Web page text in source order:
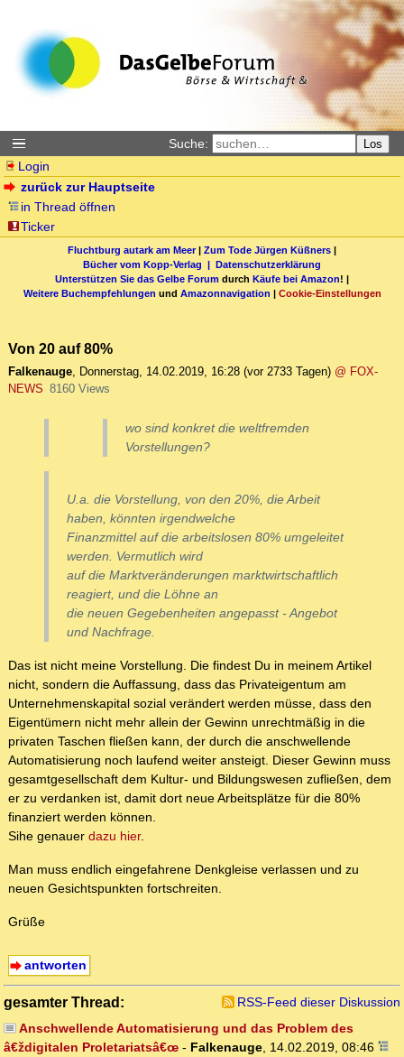
Suche: Los
Login
zurück zur Hauptseite
in Thread öffnen
Ticker
Fluchtburg autark am Meer| Zum Tode Jürgen Küßners |
Bücher vom Kopp-Verlag | Datenschutzerklärung
Unterstützen Sie das Gelbe Forum durch Käufe bei Amazon! |
Weitere Buchempfehlungen und Amazonnavigation | Cookie-Einstellungen
Von 20 auf 80%
Falkenauge, Donnerstag, 14.02.2019, 16:28 (vor 2733 Tagen) @ FOX-
NEWS 8160 Views
wo sind konkret die weltfremden
Vorstellungen?
U.a. die Vorstellung, von den 20%, die Arbeit
haben, könnten irgendwelche
Finanzmittel auf die arbeitslosen 80% umgeleitet
werden. Vermutlich wird
auf die Marktveränderungen marktwirtschaftlich
reagiert, und die Löhne an
die neuen Gegebenheiten angepasst - Angebot
und Nachfrage.
Das ist nicht meine Vorstellung. Die findest Du in meinem Artikel
nicht, sondern die Auffassung, dass das Privateigentum am
Unternehmenskapital sozial verändert werden müsse, dass den
Eigentümern nicht mehr allein der Gewinn unrechtmäßig in die
privaten Taschen fließen kann, der durch die anschwellende
Automatisierung noch laufend weiter ansteigt. Dieser Gewinn muss
gesamtgesellschaft dem Kultur- und Bildungswesen zufließen, dem
er zu verdanken ist, damit dort neue Arbeitsplätze für die 80%
finanziert werden können.
Sihe genauer dazu hier.
Man muss endlich eingefahrene Denkgleise verlassen und zu
neuen Gesichtspunkten fortschreiten.
Grüße
antworten
gesamter Thread:
RSS-Feed dieser Diskussion
Anschwellende Automatisierung und das Problem des
â€ždigitalen Proletariatsâ€œ - Falkenauge, 14.02.2019, 08:46